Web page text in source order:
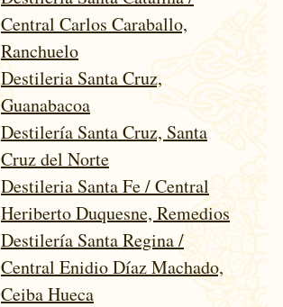
Central Carlos Caraballo,
Ranchuelo
Destileria Santa Cruz,
Guanabacoa
Destilería Santa Cruz, Santa
Cruz del Norte
Destileria Santa Fe / Central
Heriberto Duquesne, Remedios
Destilería Santa Regina /
Central Enidio Díaz Machado,
Ceiba Hueca